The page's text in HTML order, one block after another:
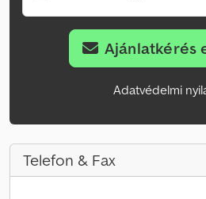
Ajánlatkérés
Adatvédelmi
Telefon & Fax